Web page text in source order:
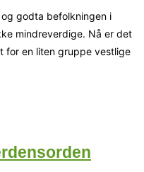
godta befolkningen i
mindreverdige. Nå er det
for en liten gruppe vestlige